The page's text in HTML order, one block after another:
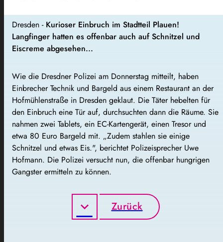
Dresden - Kurioser Einbruch im Stadtteil Plauen!
Langfinger hatten es offenbar auch auf Schnitzel und
Eiscreme abgesehen...
Wie die Dresdner Polizei am Donnerstag mitteilt, haben
Einbrecher Technik und Bargeld aus einem Restaurant an der
Hofmühlenstraße in Dresden geklaut. Die Täter hebelten für
den Einbruch eine Tür auf, durchsuchten dann die Räume. Sie
nahmen zwei Tablets, ein EC-Kartengerät, einen Tresor und
etwa 80 Euro Bargeld mit. „Zudem stahlen sie einige
Schnitzel und etwas Eis.", berichtet Polizeisprecher Uwe
Hofmann. Die Polizei versucht nun, die offenbar hungrigen
Gangster ermitteln zu können.
Zurück